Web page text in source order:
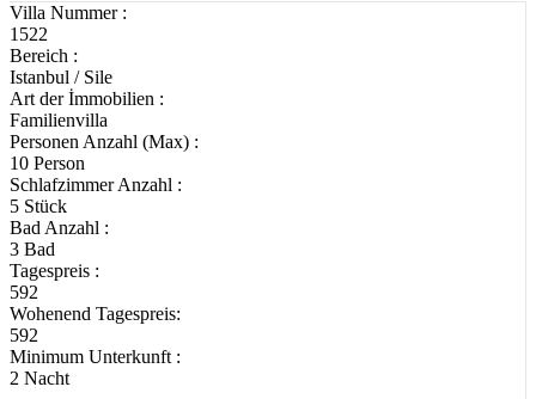
Villa Nummer :
1522
Bereich :
Istanbul / Sile
Art der İmmobilien :
Familienvilla
Personen Anzahl (Max) :
10 Person
Schlafzimmer Anzahl :
5 Stück
Bad Anzahl :
3 Bad
Tagespreis :
592
Wohenend Tagespreis:
592
Minimum Unterkunft :
2 Nacht